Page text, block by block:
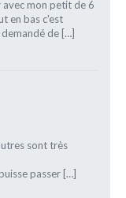
avec mon petit de 6
en bas c'est
de […]
sont très
passer […]